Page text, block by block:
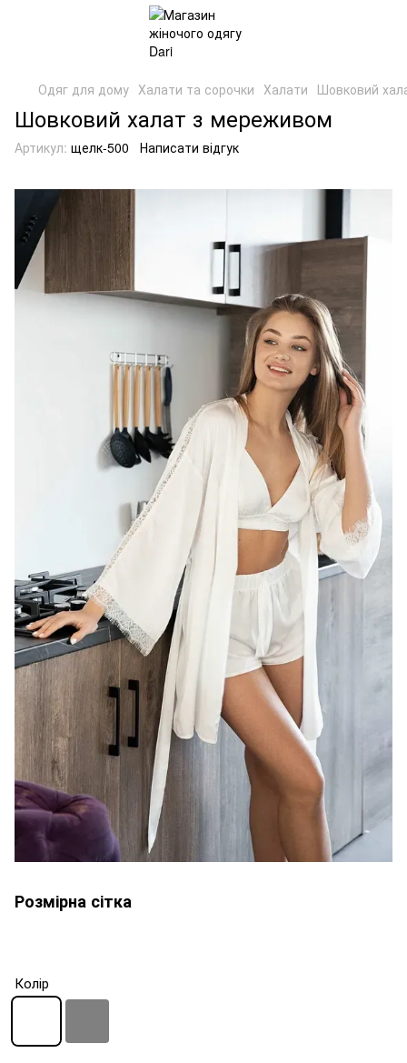
Одяг для дому Халати та сорочки Халати Шовковий
Шовковий халат з мереживом
Артикул: щелк-500 Написати відгук
Розмірна сітка
Колір